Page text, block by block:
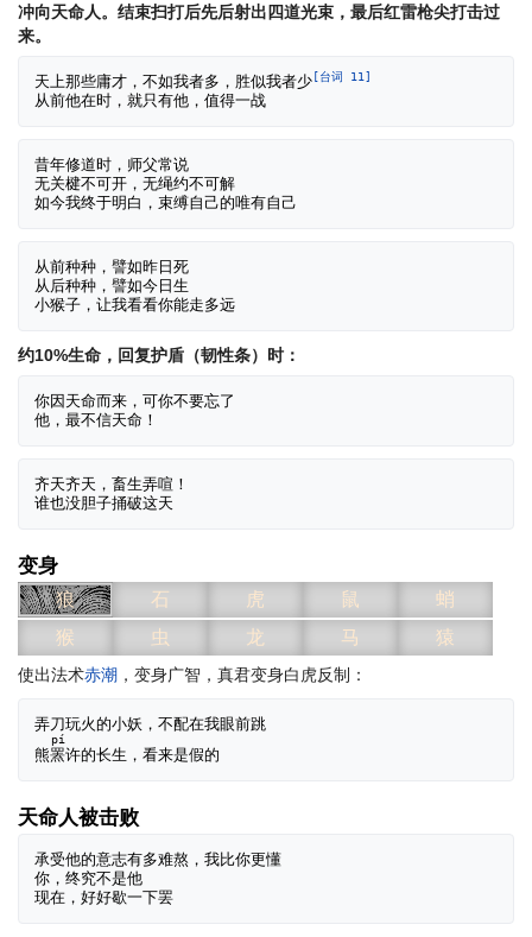
冲向天命人。结束扫打后先后射出四道光束，最后红雷枪尖打击过
来。
天上那些庸才，不如我者多，胜似我者少 [台词 11]
昔年修道时，师父常说
无关楗不可开，无绳约不可解
从前种种，譬如昨日死
从后种种，譬如今日生
约10%生命，回复护盾（韧性条）时：
你因天命而来，可你不要忘了
齐天齐天，畜生弄喧！
变身
狼 石 虎 鼠
蛸
猴
虫 龙 马 猿
使出法术赤潮 ，变身广智，真君变身白虎反制：
弄刀玩火的小妖，不配在我眼前跳
熊罴
pí
天命人被击败
承受他的意志有多难熬，我比你更懂
你，终究不是他